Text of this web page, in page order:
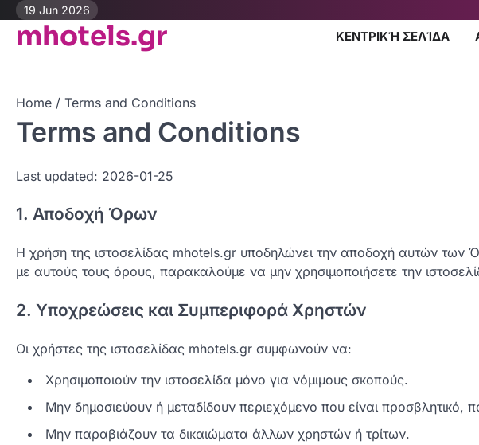
Skip
content
19 Jun 2026
mhotels.gr ΚΕΝΤΡΙΚΉ ΣΕΛΊΔΑ
Home Terms and Conditions
Terms and Conditions
Last updated: 2026-01-25
1. Αποδοχή Όρων
Η χρήση της ιστοσελίδας mhotels.gr υποδηλώνει την αποδοχή αυτών
με αυτούς τους όρους, παρακαλούμε να μην χρησιμοποιήσετε την
2. Υποχρεώσεις και Συμπεριφορά Χρηστών
Οι χρήστες της ιστοσελίδας mhotels.gr συμφωνούν να:
Χρησιμοποιούν την ιστοσελίδα μόνο για νόμιμους σκοπούς.
Μην δημοσιεύουν ή μεταδίδουν περιεχόμενο που είναι προσβλητικό,
Μην παραβιάζουν τα δικαιώματα άλλων χρηστών ή τρίτων.